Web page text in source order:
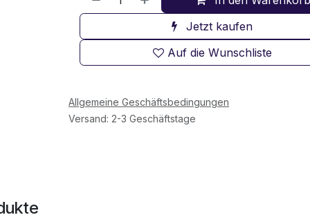
Jetzt kaufen
Auf die Wunschliste
Allgemeine Geschäftsbedingungen
Versand: 2-3 Geschäftstage